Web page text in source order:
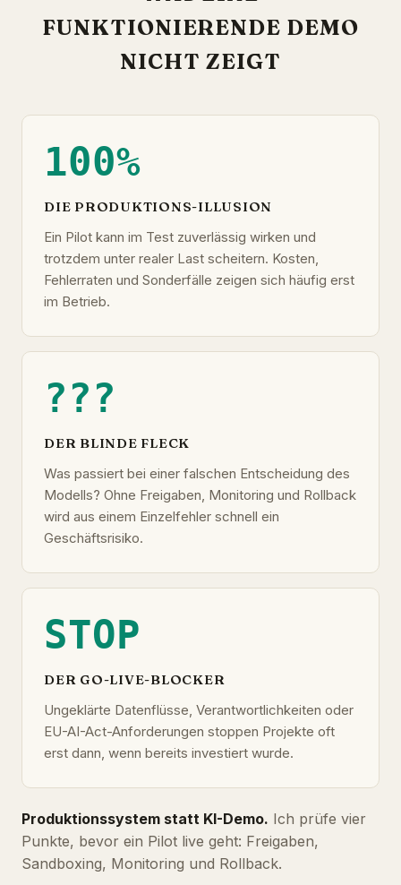
FUNKTIONIERENDE DEMO
NICHT ZEIGT
100%
DIE PRODUKTIONS-ILLUSION
Ein Pilot kann im Test zuverlässig wirken und
trotzdem unter realer Last scheitern. Kosten,
Fehlerraten und Sonderfälle zeigen sich häufig erst
im Betrieb.
???
DER BLINDE FLECK
Was passiert bei einer falschen Entscheidung des
Modells? Ohne Freigaben, Monitoring und Rollback
wird aus einem Einzelfehler schnell ein
Geschäftsrisiko.
STOP
DER GO-LIVE-BLOCKER
Ungeklärte Datenflüsse, Verantwortlichkeiten oder
EU-AI-Act-Anforderungen stoppen Projekte oft
erst dann, wenn bereits investiert wurde.
Produktionssystem statt KI-Demo. Ich prüfe vier
Punkte, bevor ein Pilot live geht: Freigaben,
Sandboxing, Monitoring und Rollback.